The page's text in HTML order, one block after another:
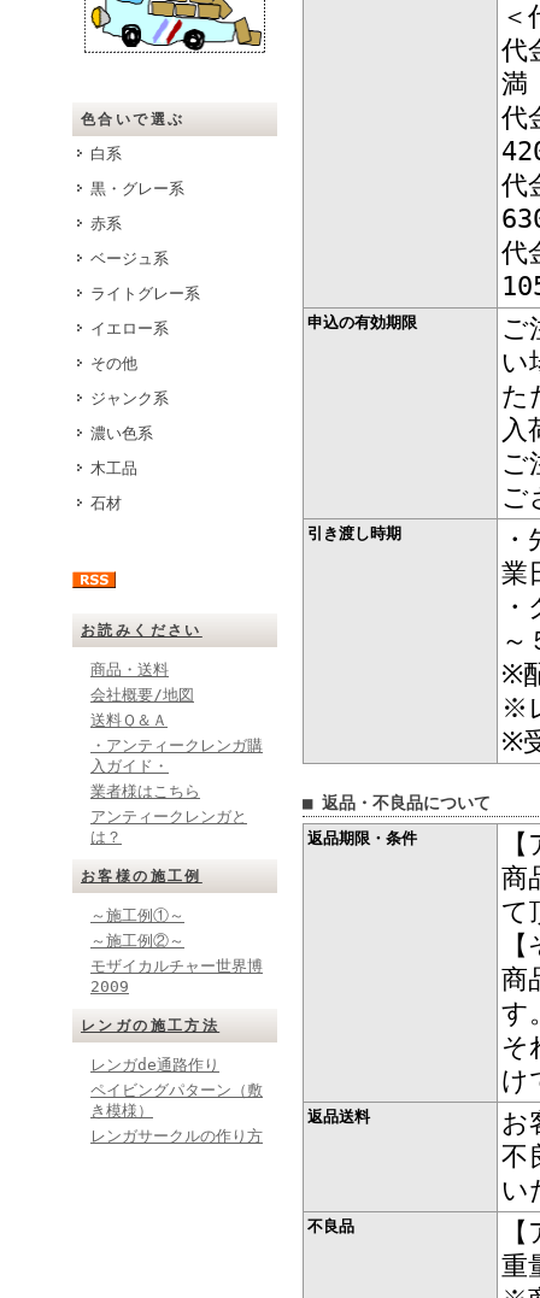
色合いで選ぶ
白系
黒・グレー系
赤系
ベージュ系
ライトグレー系
イエロー系
その他
ジャンク系
濃い色系
木工品
石材
お読みください
商品・送料
会社概要/地図
送料Ｑ＆Ａ
・アンティークレンガ購
入ガイド・
業者様はこちら
アンティークレンガと
は？
お客様の施工例
～施工例①～
～施工例②～
モザイカルチャー世界博
2009
レンガの施工方法
レンガde通路作り
ペイビングパターン（敷
き模様）
レンガサークルの作り方
＜
代
代
代
代
申込の有効期限
ご
い
た
入
ご
ご
引き渡し時期
業
～
※
※
※
■ 返品・不良品について
返品期限・条件
商
て
商
す
そ
け
返品送料
お
不
い
不良品
重